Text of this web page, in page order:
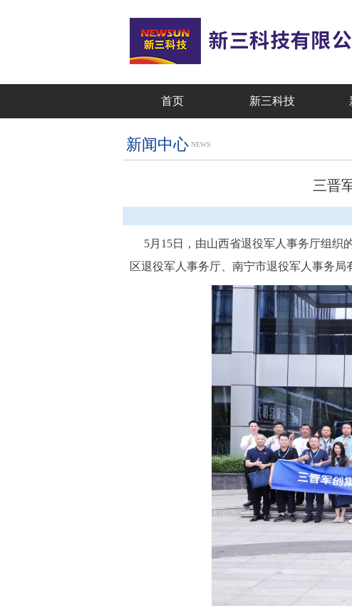
首页 新三科技
新闻中心 NEWS
三晋
5月15日，由山西省退役军人事务厅组织
区退役军人事务厅、南宁市退役军人事务局